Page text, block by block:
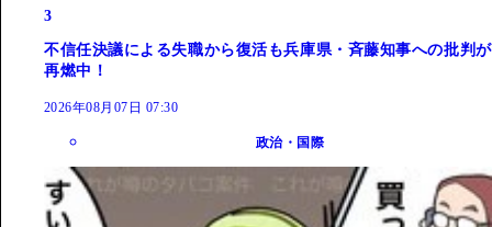
3
不信任決議による失職から復活も兵庫県・斉藤知事への批判が
再燃中！
2026年08月07日 07:30
政治・国際